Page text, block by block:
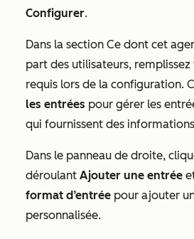
Configurer.
Dans la section Ce dont cet
part des utilisateurs,
requis lors de la configuration.
les entrées pour gérer les
qui fournissent des
Dans le panneau de droite,
déroulant Ajouter une entrée
format d’entrée pour ajouter
personnalisée.